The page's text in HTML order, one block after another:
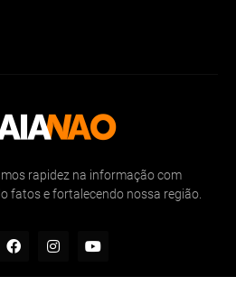
rapidez na informação com
fatos e fortalecendo nossa região.